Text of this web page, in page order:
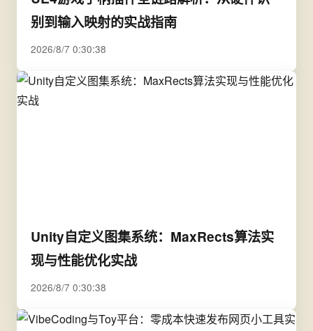
别到输入映射的实战指南
2026/8/7 0:30:38
Unity自定义图集系统：MaxRects算法实
现与性能优化实战
2026/8/7 0:30:38